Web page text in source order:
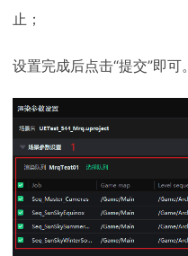
止；
设置完成后点击“提交”即可。